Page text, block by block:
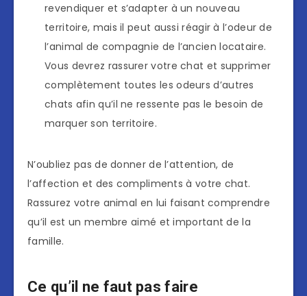
revendiquer et s’adapter à un nouveau
territoire, mais il peut aussi réagir à l’odeur de
l’animal de compagnie de l’ancien locataire.
Vous devrez rassurer votre chat et supprimer
complètement toutes les odeurs d’autres
chats afin qu’il ne ressente pas le besoin de
marquer son territoire.
N’oubliez pas de donner de l’attention, de
l’affection et des compliments à votre chat.
Rassurez votre animal en lui faisant comprendre
qu’il est un membre aimé et important de la
famille.
Ce qu’il ne faut pas faire